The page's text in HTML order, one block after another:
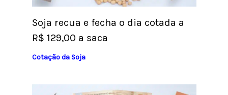
Soja recua e fecha o dia cotada a
R$ 129,00 a saca
Cotação da Soja